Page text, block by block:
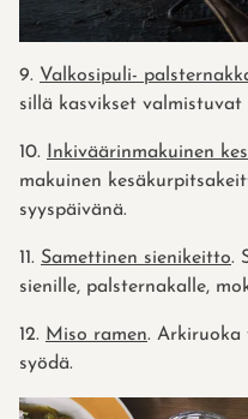
9. Valkosipuli-
sillä kasvikset valmistuvat
10. Inkiväärinmakuinen
makuinen
syyspäivänä.
11. Samettinen sienikeitto.
sienille, palsternakalle,
12. Miso ramen. Arkiruoka
syödä.